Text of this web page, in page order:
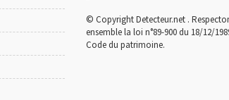
© Copyright Detecteur.net .
ensemble la loi n°89-900 du 18/12/
Code du patrimoine.